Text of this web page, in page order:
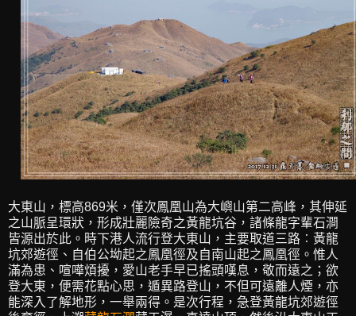
大東山，標高869米，僅次鳳凰山為大嶼山第二高峰，其伸延
之山脈呈環狀，形成壯麗險奇之黃龍坑谷，諸條龍字輩石澗
皆源出於此。時下港人流行登大東山，主要取道三路︰黃龍
坑郊遊徑、自伯公坳起之鳳凰徑及自南山起之鳳凰徑。惟人
滿為患、喧嘩煩擾，愛山老手早已搖頭嘆息，敬而遠之；欲
登大東，便需花點心思，遁異路登山，不但可遠離人煙，亦
能深入了解地形，一舉兩得。是次行程，急登黃龍坑郊遊徑